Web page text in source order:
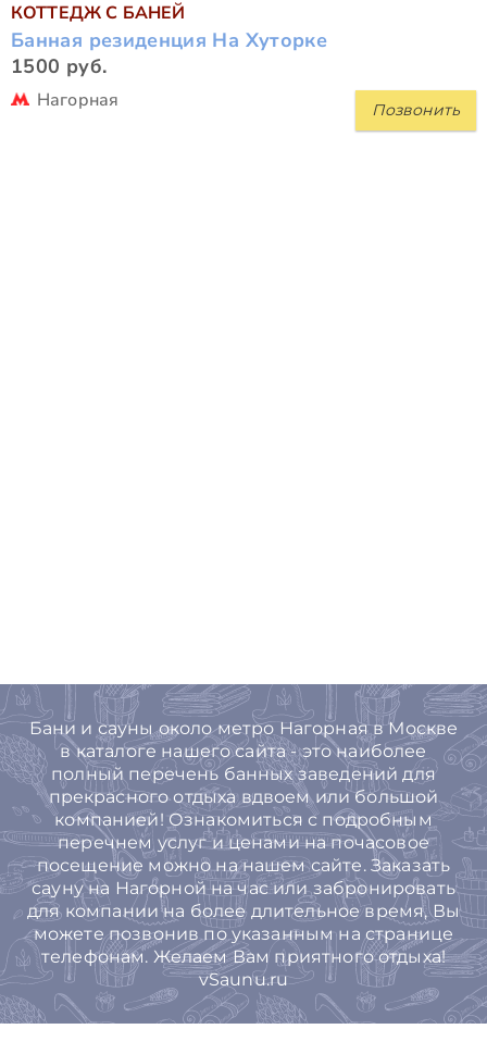
КОТТЕДЖ С БАНЕЙ
Банная резиденция На Хуторке
1500 руб.
Позвонить
Нагорная
Бани и сауны около метро Нагорная в Москве
в каталоге нашего сайта - это наиболее
полный перечень банных заведений для
прекрасного отдыха вдвоем или большой
компанией! Ознакомиться с подробным
перечнем услуг и ценами на почасовое
посещение можно на нашем сайте. Заказать
сауну на Нагорной на час или забронировать
для компании на более длительное время, Вы
можете позвонив по указанным на странице
телефонам. Желаем Вам приятного отдыха!
vSaunu.ru